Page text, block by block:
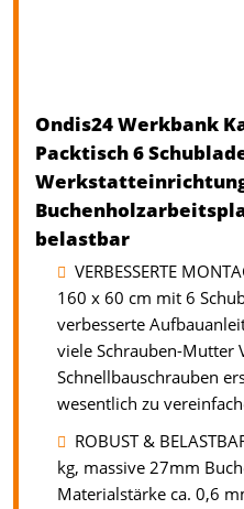
Ondis24 Werkbank
Packtisch 6
Werkstatteinrichtung
belastbar
VERBESSERTE
160 x 60 cm mit 6
verbesserte
viele Schrauben-Mutter
Schnellbauschrauben
wesentlich zu
ROBUST &
kg, massive 27mm
Materialstärke ca. 0,6